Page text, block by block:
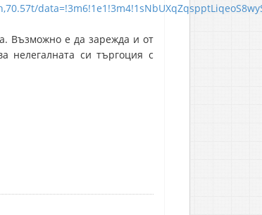
Възможно е да зарежда и от
нелегалната си търгоция с